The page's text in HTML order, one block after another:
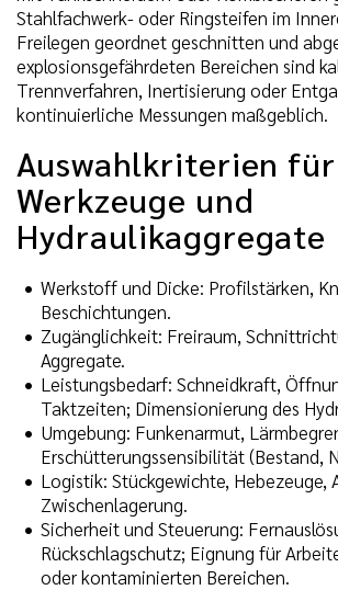
Stahlfachwerk- oder Ringsteifen im
Freilegen geordnet geschnitten und
explosionsgefährdeten Bereichen sind
Trennverfahren, Inertisierung oder
kontinuierliche Messungen maßgeblich.
Auswahlkriterien für
Werkzeuge und
Hydraulikaggregate
Werkstoff und Dicke: Profilstärken,
Beschichtungen.
Zugänglichkeit: Freiraum,
Aggregate.
Leistungsbedarf: Schneidkraft,
Taktzeiten; Dimensionierung des
Umgebung: Funkenarmut,
Erschütterungssensibilität (Bestand,
Logistik: Stückgewichte, Hebezeuge,
Zwischenlagerung.
Sicherheit und Steuerung:
Rückschlagschutz; Eignung für
oder kontaminierten Bereichen.